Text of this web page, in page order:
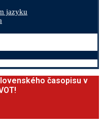
jazyku
časopisu v